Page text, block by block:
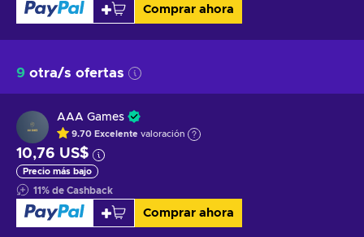
Comprar ahora
9 otra/s ofertas
AAA Games
9.70 Excelente valoración
10,76 US$
Precio más bajo
11% de Cashback
Comprar ahora